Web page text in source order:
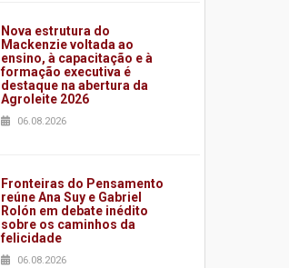
Nova estrutura do
Mackenzie voltada ao
ensino, à capacitação e à
formação executiva é
destaque na abertura da
Agroleite 2026
06.08.2026
Fronteiras do Pensamento
reúne Ana Suy e Gabriel
Rolón em debate inédito
sobre os caminhos da
felicidade
06.08.2026